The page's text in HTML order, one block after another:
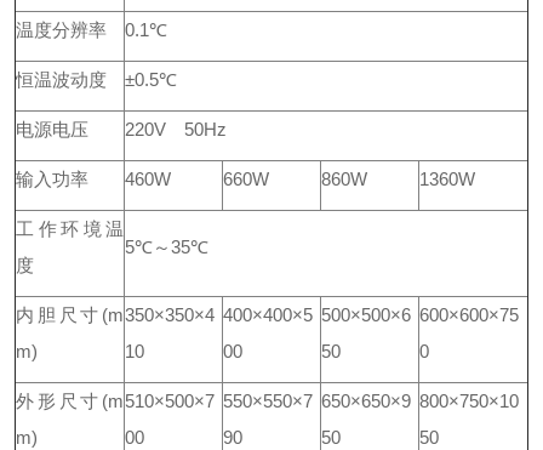
温度分辨率 0.1℃
恒温波动度 ±0.5℃
电源电压 220V 50Hz
输入功率 460W 660W 860W 1360W
工作环境温
度
5℃～35℃
内胆尺寸(m
m)
350×350×4
10
400×400×5
00
500×500×6
50
600×600×75
0
外形尺寸(m
m)
510×500×7
00
550×550×7
90
650×650×9
50
800×750×10
50